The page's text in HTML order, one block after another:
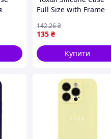
Full Size with Frame
21.Sea Blue (17004323)
135 ₴
142.26₴
Купити